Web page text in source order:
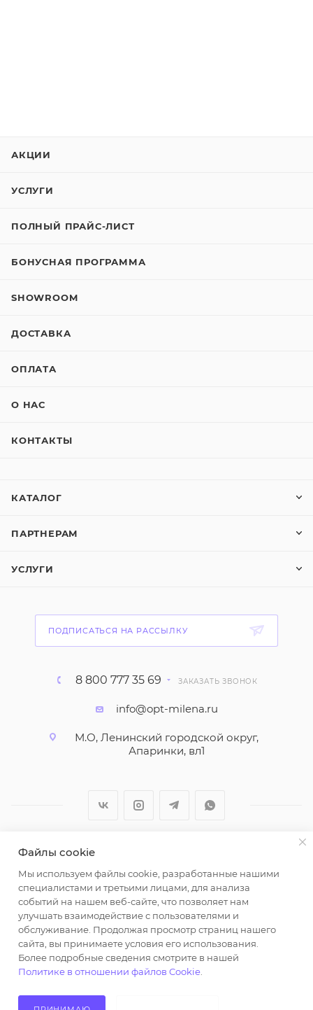
АКЦИИ
УСЛУГИ
ПОЛНЫЙ ПРАЙС-ЛИСТ
БОНУСНАЯ ПРОГРАММА
SHOWROOM
ДОСТАВКА
ОПЛАТА
О НАС
КОНТАКТЫ
КАТАЛОГ
ПАРТНЕРАМ
УСЛУГИ
ПОДПИСАТЬСЯ НА РАССЫЛКУ
8 800 777 35 69 ЗАКАЗАТЬ ЗВОНОК
info@opt-milena.ru
М.О, Ленинский городской округ,
Апаринки, вл1
2026 © ООО "Вайт Текстиль групп"
Любая информация на сайте носит справочный
характер и не является публичной офертой
определяемой положениями пункта 2 статьи 437
Гражданского кодекса Российской Федерации.
Использование любых материалов, опубликованных
на https://opt-milena.ru, допустимо только при
наличии письменного разрешения редакции и
активной ссылки на https://opt-milena.ru
Файлы cookie
Мы используем файлы cookie, разработанные нашими
специалистами и третьими лицами, для анализа
событий на нашем веб-сайте, что позволяет нам
улучшать взаимодействие с пользователями и
обслуживание. Продолжая просмотр страниц нашего
сайта, вы принимаете условия его использования.
Более подробные сведения смотрите в нашей
Политике в отношении файлов Cookie